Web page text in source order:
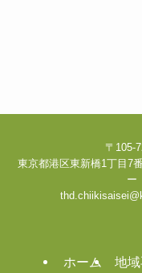
〒105-
東京都港区東新橋1丁目7
ー
ホーム 地